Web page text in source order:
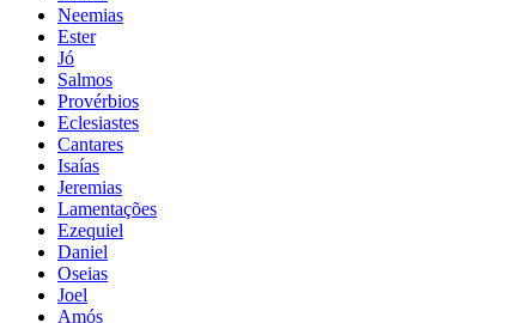
Neemias
Ester
Jó
Salmos
Provérbios
Eclesiastes
Cantares
Isaías
Jeremias
Lamentações
Ezequiel
Daniel
Oseias
Joel
Amós